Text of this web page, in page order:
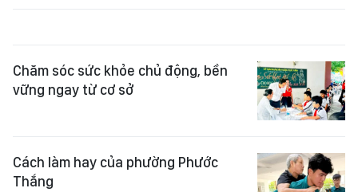
Chăm sóc sức khỏe chủ động, bền
vững ngay từ cơ sở
Cách làm hay của phường Phước
Thắng